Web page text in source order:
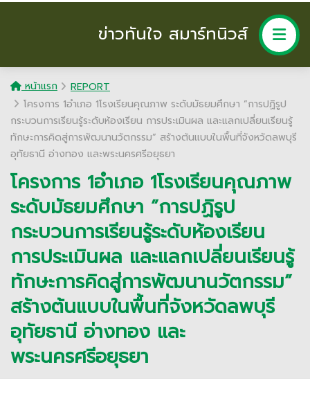
ข่าวทันใจ สมาร์ทนิวส์
หน้าแรก
REPORT
โครงการ 1อำเภอ 1โรงเรียนคุณภาพ ระดับมัธยมศึกษา ”การปฏิรูป
กระบวนการเรียนรู้ระดับห้องเรียน การประเมินผล และแลกเปลี่ยนเรียนรู้
ทักษะการคิดสู่การพัฒนานวัตกรรม” สร้างต้นแบบในพื้นที่จังหวัดลพบุรี
อุทัยธานี อ่างทอง และพระนครศรีอยุธยา
โครงการ 1อำเภอ 1โรงเรียนคุณภาพ
ระดับมัธยมศึกษา ”การปฏิรูป
กระบวนการเรียนรู้ระดับห้องเรียน
การประเมินผล และแลกเปลี่ยนเรียนรู้
ทักษะการคิดสู่การพัฒนานวัตกรรม”
สร้างต้นแบบในพื้นที่จังหวัดลพบุรี
อุทัยธานี อ่างทอง และ
พระนครศรีอยุธยา